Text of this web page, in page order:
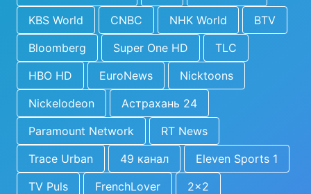
KBS World
CNBC NHK World
BTV
Bloomberg
Super One HD
TLC
HBO HD
EuroNews
Nicktoons
Nickelodeon
Астрахань 24
Paramount Network
RT News
Trace Urban
49 канал
Eleven Sports 1
TV Puls
FrenchLover 2x2